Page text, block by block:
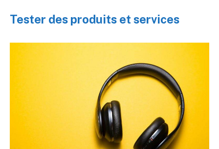
Tester des produits et services